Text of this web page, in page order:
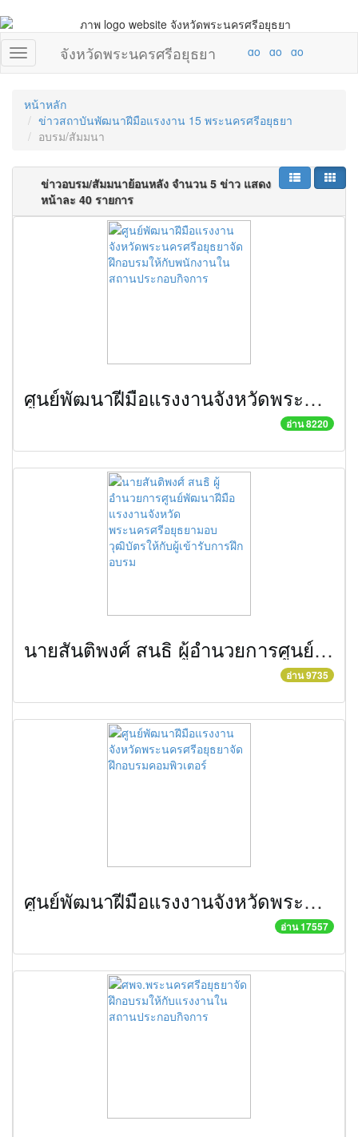
จังหวัดพระนครศรีอยุธยา
หน้าหลัก
ข่าวสถาบันพัฒนาฝีมือแรงงาน 15 พระนครศรีอยุธยา
อบรม/สัมมนา
ข่าวอบรม/สัมมนาย้อนหลัง จำนวน 5 ข่าว แสดง
หน้าละ 40 รายการ
ศูนย์พัฒนาฝีมือแรงงานจังหวัดพระนครศรีอยุธยาจัดฝึกอบรมให้กับพนักงานในสถานประกอบกิจการ
อ่าน 8220
นายสันติพงศ์ สนธิ ผู้อำนวยการศูนย์พัฒนาฝีมือแรงงานจังหวัดพระนครศรีอยุธยามอบวุฒิบัตรให้กับผู้เข้ารับการฝึกอบรม
อ่าน 9735
ศูนย์พัฒนาฝีมือแรงงานจังหวัดพระนครศรีอยุธยาจัดฝึกอบรมคอมพิวเตอร์
อ่าน 17557